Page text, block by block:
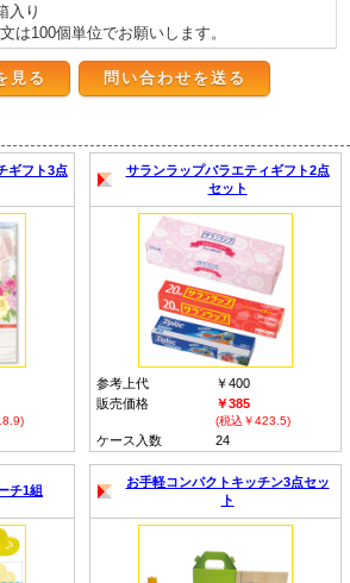
入り
は100個単位でお願いします。
見る
ギフト3点
サランラップバラエティギフト2点
セット
参考上代
￥400
販売価格
￥385
(税込￥423.5)
ケース入数 24
チ1組
お手軽コンパクトキッチン3点セッ
ト